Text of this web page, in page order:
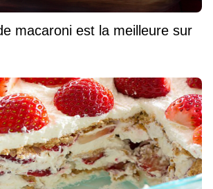
macaroni est la meilleure sur